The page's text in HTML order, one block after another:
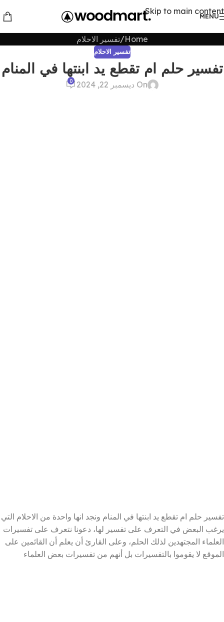
Skip to main content
MENU
Home تفسير الاحلام
تفسير الاحلام
تفسير حلم ام تقطع يد ابنتها في المنام
On ديسمبر 22, 2024 0
تفسير حلم ام تقطع يد ابنتها في المنام ونجد انها واحدة من الاحلام التي
يرغب البعض في التعرف على تفسير لها، دعونا نتعرف على تفسيرات
العلماء المجتهدين لذلك الحلم، وعلى القارئ أن يعلم أن القائمين على
الموقع لا يقوموا بالتفسيرات بل أنهم من تفسيرات بعض العلماء